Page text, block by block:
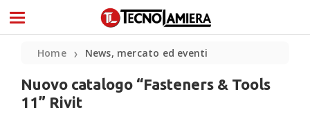
Home ❯ News, mercato ed eventi
Nuovo catalogo “Fasteners & Tools
11” Rivit